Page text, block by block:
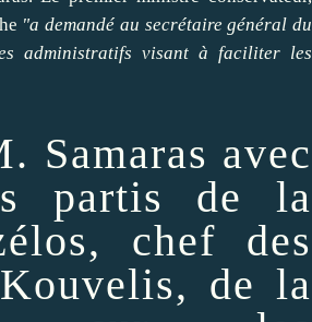
"a demandé au secrétaire général du
administratifs visant à faciliterles
Samaras avec
partis de la
élos, chef des
, de la